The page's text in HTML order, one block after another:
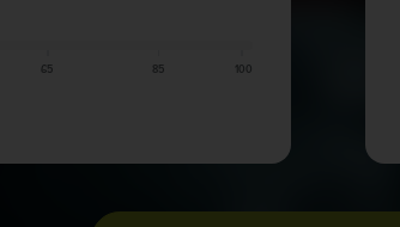
65 85 100